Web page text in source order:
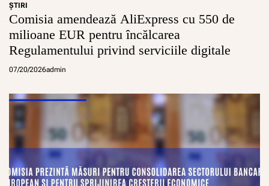
ŞTIRI
Comisia amendează AliExpress cu 550 de
milioane EUR pentru încălcarea
Regulamentului privind serviciile digitale
07/20/2026admin